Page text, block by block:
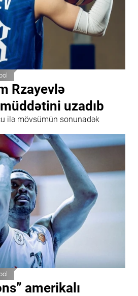
Rzayevlə
uzadıb
ilə mövsümün sonunadək
amerikalı